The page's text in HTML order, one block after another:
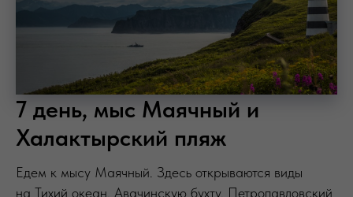
7 день, мыс Маячный и
Халактырский пляж
Едем к мысу Маячный. Здесь открываются виды
на Тихий океан, Авачинскую бухту, Петропавловский